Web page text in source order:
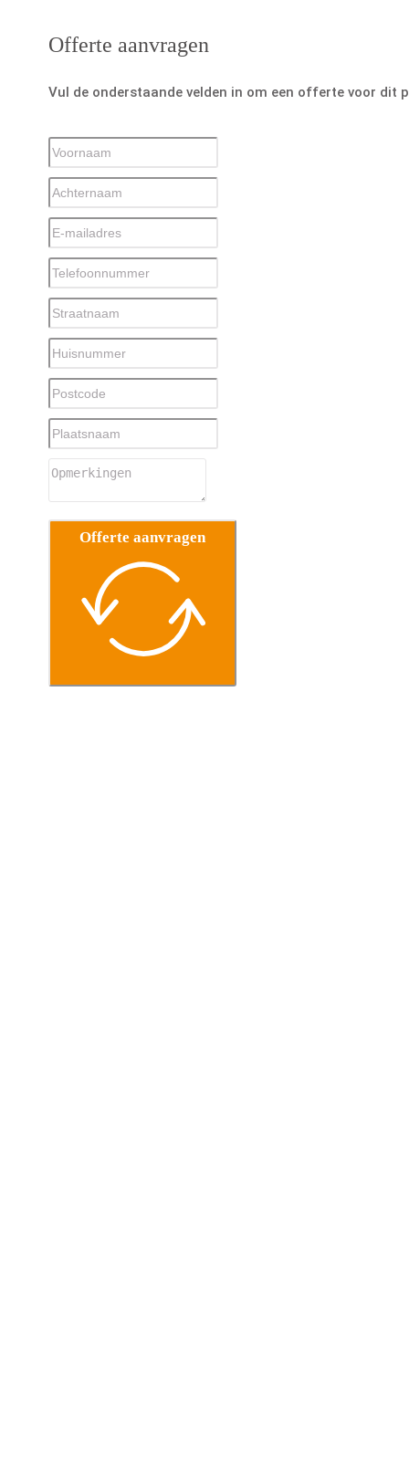
Offerte aanvragen
Vul de onderstaande velden in om een offerte voor dit
Offerte aanvragen